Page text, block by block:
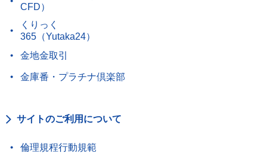
CFD）
くりっく
365（Yutaka24）
金地金取引
金庫番・プラチナ倶楽部
サイトのご利用について
倫理規程行動規範